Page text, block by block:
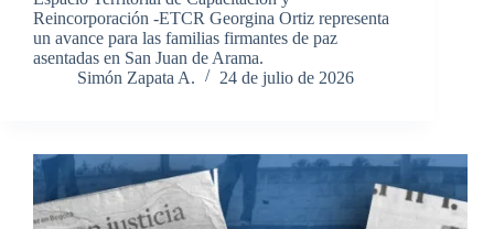
Reincorporación -ETCR Georgina Ortiz representa
un avance para las familias firmantes de paz
asentadas en San Juan de Arama.
Simón Zapata A.
24 de julio de 2026